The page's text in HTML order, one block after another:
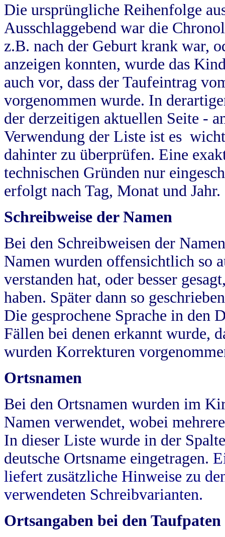
Die ursprüngliche Reihenfolge
Ausschlaggebend war die
z.B. nach der Geburt krank war,
anzeigen konnten, wurde das
auch vor, dass der Taufeintrag
vorgenommen wurde. In
der derzeitigen aktuellen Seite -
Verwendung der Liste ist es
dahinter zu überprüfen. Eine
technischen Gründen nur
erfolgt nach Tag, Monat und Jahr.
Schreibweise der Namen
Bei den Schreibweisen der
Namen wurden offensichtlich so
verstanden hat, oder besser
haben. Später dann so
Die gesprochene Sprache in
Fällen bei denen erkannt wurde,
wurden Korrekturen
Ortsnamen
Bei den Ortsnamen wurden im
Namen verwendet, wobei
In dieser Liste wurde in der
deutsche Ortsname eingetragen.
liefert zusätzliche Hinweise zu
verwendeten Schreibvarianten.
Ortsangaben bei den Taufpaten